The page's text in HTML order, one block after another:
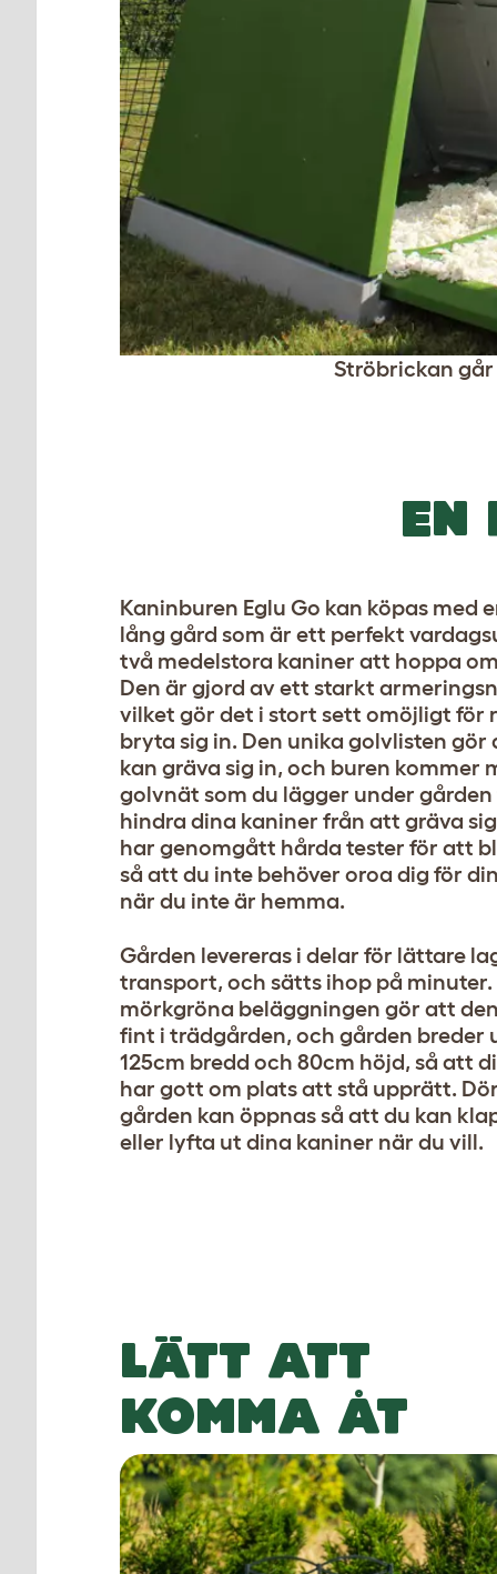
Ströbrickan
EN
Kaninburen Eglu Go kan köpas med
lång gård som är ett perfekt
två medelstora kaniner att hoppa
Den är gjord av ett starkt
vilket gör det i stort sett omöjligt för
bryta sig in. Den unika golvlisten gör
kan gräva sig in, och buren kommer
golvnät som du lägger under
hindra dina kaniner från att gräva
har genomgått hårda tester för att
så att du inte behöver oroa dig för
när du inte är hemma.
Gården levereras i delar för lättare
transport, och sätts ihop på minuter.
mörkgröna beläggningen gör att
fint i trädgården, och gården breder
125cm bredd och 80cm höjd, så att
har gott om plats att stå upprätt.
gården kan öppnas så att du kan
eller lyfta ut dina kaniner när du vill.
LÄTT ATT
KOMMA ÅT